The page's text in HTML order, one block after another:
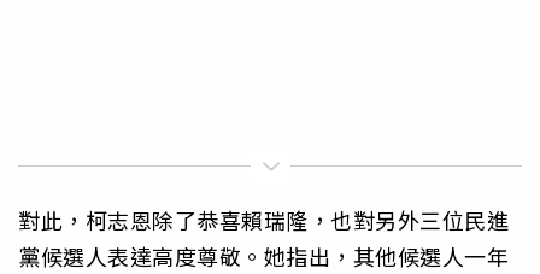
對此，柯志恩除了恭喜賴瑞隆，也對另外三位民進
黨候選人表達高度尊敬。她指出，其他候選人一年